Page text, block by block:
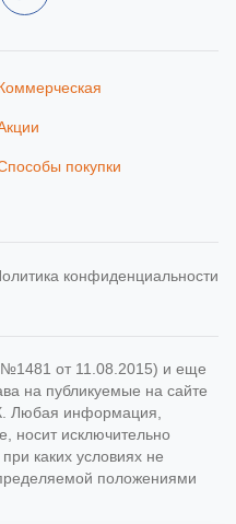
покупки
конфиденциальности
от 11.08.2015) и еще
на публикуемые на сайте
Любая информация,
носит исключительно
каких условиях не
положениями